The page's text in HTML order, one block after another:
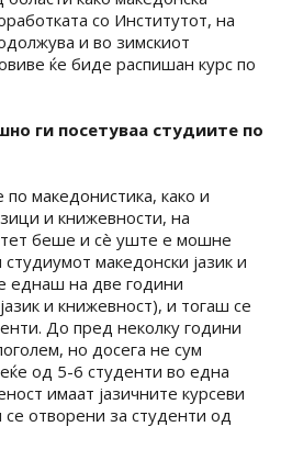
со Институтот, на
и во зимскиот
ќе биде распишан курс по
ги посетуваа студиите по
македонистика, како и
и книжевности, на
беше и сè уште е мошне
македонски јазик и
еднаш на две години
и книжевност), и тогаш се
До пред неколку години
но досега не сум
од 5-6 студенти во една
имаат јазичните курсеви
се отворени за студенти од